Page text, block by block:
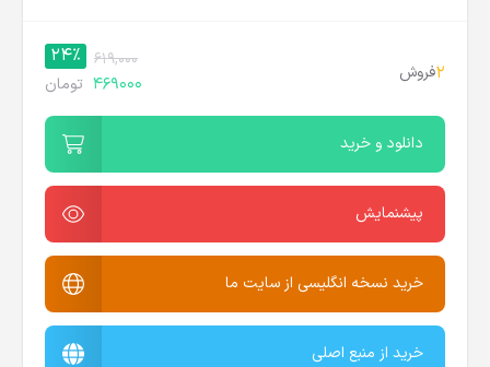
2فروش
619,000
24%
469000 تومان
دانلود و خرید
پیشنمایش
خرید نسخه انگلیسی از سایت ما
خرید از منبع اصلی